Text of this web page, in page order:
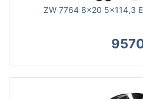
ZW 7764 8x20 5x114,3